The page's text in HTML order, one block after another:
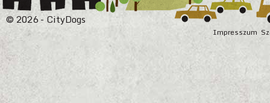
Impresszum
© 2026 - CityDogs